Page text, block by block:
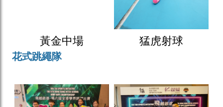
黃金中場 猛虎射球
花式跳繩隊